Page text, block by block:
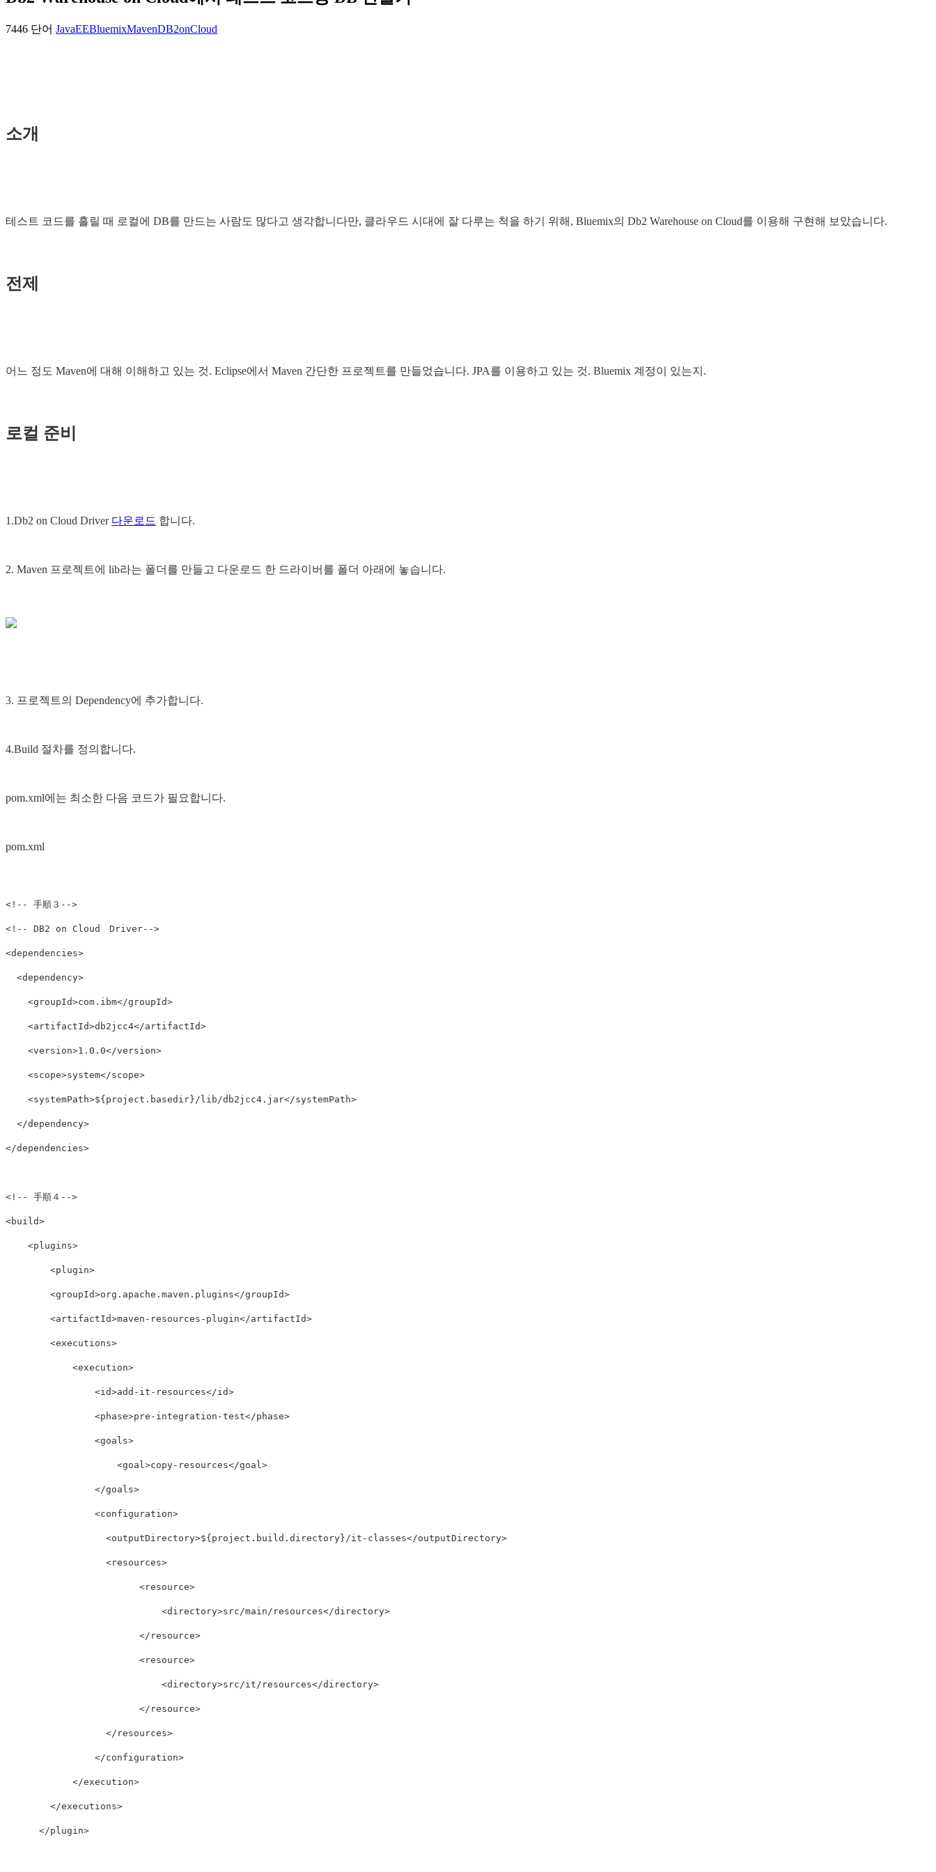
7446 단어 JavaEEBluemixMavenDB2onCloud
소개
테스트 코드를 흘릴 때 로컬에 DB를 만드는 사람도 많다고 생각합니다만, 클라우드 시대에 잘 다루는 척을 하기 위해, Bluemix의 Db2 Warehouse on Cloud를 이용해 구현해 보았습니다.
전제
어느 정도 Maven에 대해 이해하고 있는 것. Eclipse에서 Maven 간단한 프로젝트를 만들었습니다. JPA를 이용하고 있는 것. Bluemix 계정이 있는지.
로컬 준비
1.Db2 on Cloud Driver 다운로드 합니다.
2. Maven 프로젝트에 lib라는 폴더를 만들고 다운로드 한 드라이버를 폴더 아래에 놓습니다.
3. 프로젝트의 Dependency에 추가합니다.
4.Build 절차를 정의합니다.
pom.xml에는 최소한 다음 코드가 필요합니다.
pom.xml
<!-- 手順３-->
<!-- DB2 on Cloud　Driver-->
<dependencies>
<dependency>
<groupId>com.ibm</groupId>
<artifactId>db2jcc4</artifactId>
<version>1.0.0</version>
<scope>system</scope>
<systemPath>${project.basedir}/lib/db2jcc4.jar</systemPath>
</dependency>
</dependencies>
<!-- 手順４-->
<build>
<plugins>
<plugin>
<groupId>org.apache.maven.plugins</groupId>
<artifactId>maven-resources-plugin</artifactId>
<executions>
<execution>
<id>add-it-resources</id>
<phase>pre-integration-test</phase>
<goals>
<goal>copy-resources</goal>
</goals>
<configuration>
<outputDirectory>${project.build.directory}/it-classes</outputDirectory>
<resources>
<resource>
<directory>src/main/resources</directory>
</resource>
<resource>
<directory>src/it/resources</directory>
</resource>
</resources>
</configuration>
</execution>
</executions>
</plugin>